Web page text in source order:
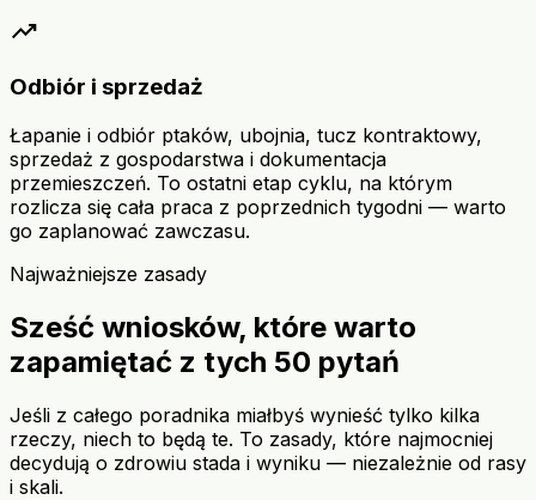
trending_up
Odbiór i sprzedaż
Łapanie i odbiór ptaków, ubojnia, tucz kontraktowy,
sprzedaż z gospodarstwa i dokumentacja
przemieszczeń. To ostatni etap cyklu, na którym
rozlicza się cała praca z poprzednich tygodni — warto
go zaplanować zawczasu.
Najważniejsze zasady
Sześć wniosków, które warto
zapamiętać z tych 50 pytań
Jeśli z całego poradnika miałbyś wynieść tylko kilka
rzeczy, niech to będą te. To zasady, które najmocniej
decydują o zdrowiu stada i wyniku — niezależnie od rasy
i skali.